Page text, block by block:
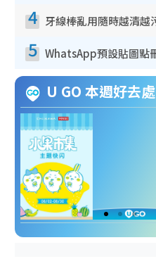
4
5
U GO 本週好去處